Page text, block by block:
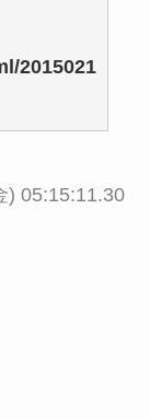
2015021
) 05:15:11.30